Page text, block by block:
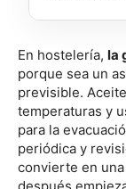
En hostelería, la
porque sea un
previsible.
temperaturas y
para la
periódica y
convierte en